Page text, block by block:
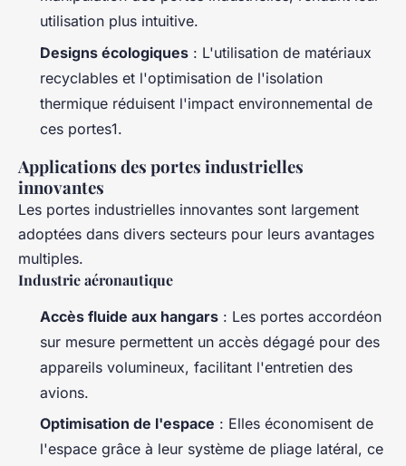
utilisation plus intuitive.
Designs écologiques : L'utilisation de matériaux
recyclables et l'optimisation de l'isolation
thermique réduisent l'impact environnemental de
ces portes1.
Applications des portes industrielles
innovantes
Les portes industrielles innovantes sont largement
adoptées dans divers secteurs pour leurs avantages
multiples.
Industrie aéronautique
Accès fluide aux hangars : Les portes accordéon
sur mesure permettent un accès dégagé pour des
appareils volumineux, facilitant l'entretien des
avions.
Optimisation de l'espace : Elles économisent de
l'espace grâce à leur système de pliage latéral, ce